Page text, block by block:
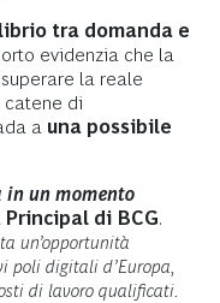
tra domanda e
evidenzia che la
la reale
di
a una possibile
in un momento
di BCG.
un’opportunità
poli digitali d’Europa,
di lavoro qualificati.